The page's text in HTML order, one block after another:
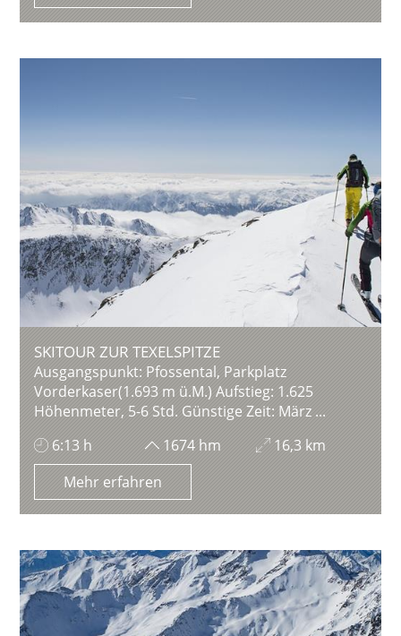
SKITOUR ZUR TEXELSPITZE
Ausgangspunkt: Pfossental, Parkplatz
Vorderkaser(1.693 m ü.M.) Aufstieg: 1.625
Höhenmeter, 5-6 Std. Günstige Zeit: März ...
6:13 h
1674 hm
16,3 km
Mehr erfahren